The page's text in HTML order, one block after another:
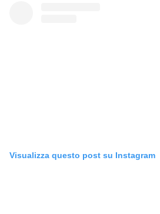
Visualizza questo post su Instagram